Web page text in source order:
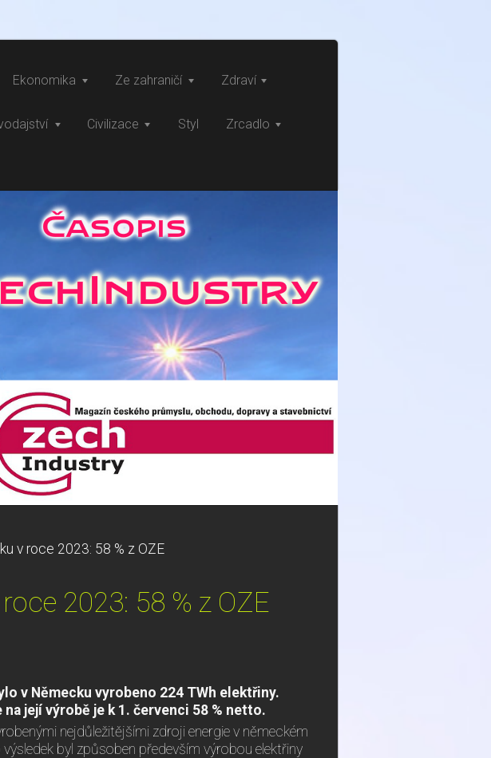
Ekonomika Ze zahraničí Zdraví
Civilizace Styl Zrcadlo
v roce 2023: 58 % z OZE
2023: 58 % z OZE
v Německu vyrobeno 224 TWh elektřiny.
její výrobě je k 1. červenci 58 % netto.
nejdůležitějšími zdroji energie v německém
byl způsoben především výrobou elektřiny